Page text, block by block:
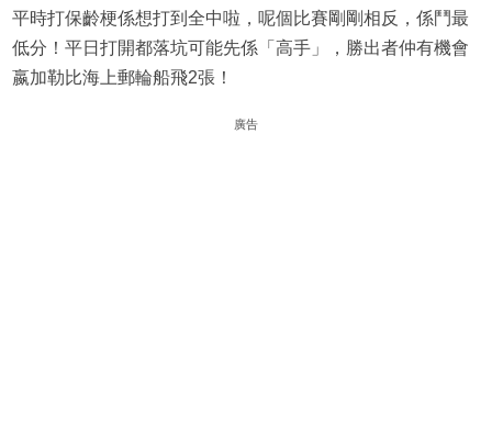
平時打保齡梗係想打到全中啦，呢個比賽剛剛相反，係鬥最
低分！平日打開都落坑可能先係「高手」，勝出者仲有機會
嬴加勒比海上郵輪船飛2張！
廣告